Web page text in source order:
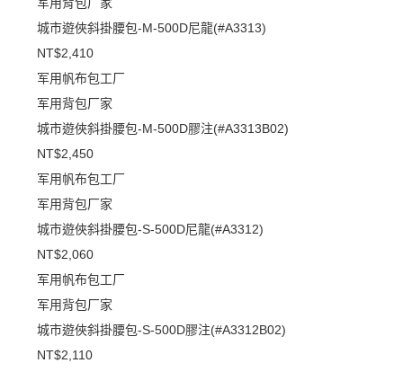
城市遊俠斜掛腰包-M-500D尼龍(#A3313)
NT$2,410
军用帆布包工厂
军用背包厂家
城市遊俠斜掛腰包-M-500D膠注(#A3313B02)
NT$2,450
军用帆布包工厂
军用背包厂家
城市遊俠斜掛腰包-S-500D尼龍(#A3312)
NT$2,060
军用帆布包工厂
军用背包厂家
城市遊俠斜掛腰包-S-500D膠注(#A3312B02)
NT$2,110